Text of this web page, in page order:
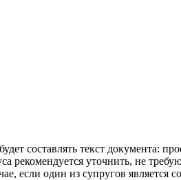
составлять текст документа:
рекомендуется уточнить, не
если один из супругов является